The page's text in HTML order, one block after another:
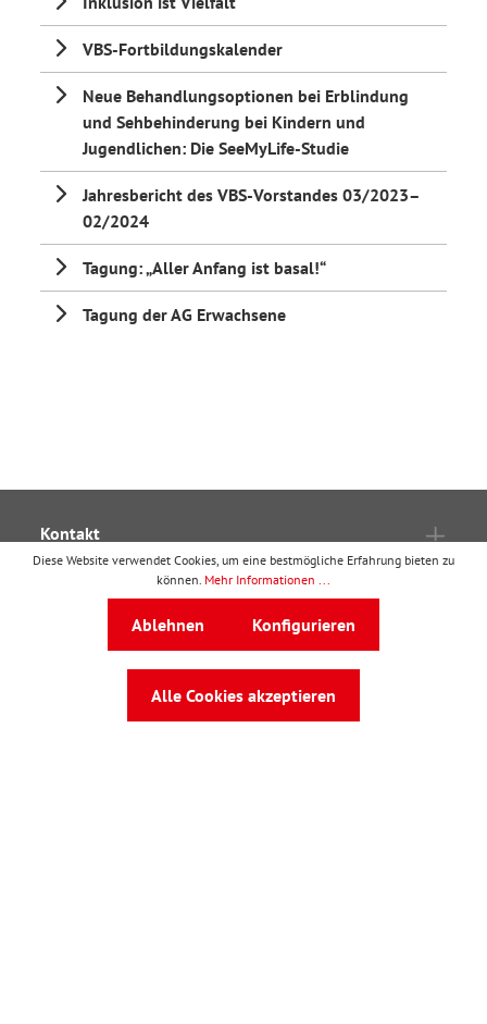
VBS-Fortbildungskalender
Neue Behandlungsoptionen bei Erblindung
und Sehbehinderung bei Kindern und
Jugendlichen: Die SeeMyLife-Studie
Jahresbericht des VBS-Vorstandes 03/2023–
02/2024
Tagung: „Aller Anfang ist basal!“
Tagung der AG Erwachsene
Kontakt
Kooperationen
Diese Website verwendet Cookies, um eine bestmögliche Erfahrung bieten zu
können. Mehr Informationen ...
Ablehnen Konfigurieren
Alle Cookies akzeptieren